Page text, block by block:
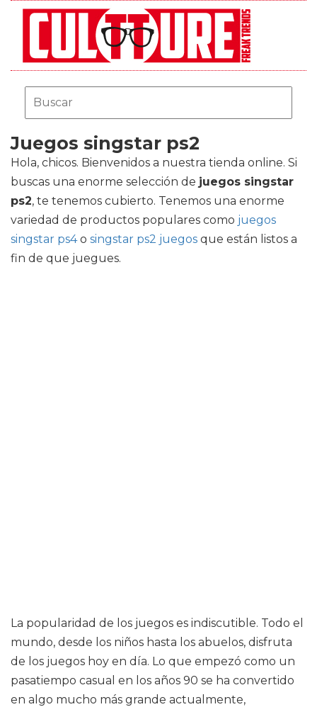
Juegos singstar ps2
Hola, chicos. Bienvenidos a nuestra tienda online. Si
buscas una enorme selección de juegos singstar
ps2, te tenemos cubierto. Tenemos una enorme
variedad de productos populares como juegos
singstar ps4o singstar ps2 juegos que están listos a
fin de que juegues.
La popularidad de los juegos es indiscutible. Todo el
mundo, desde los niños hasta los abuelos, disfruta
de los juegos hoy en día. Lo que empezó como un
pasatiempo casual en los años 90 se ha convertido
en algo mucho más grande actualmente,